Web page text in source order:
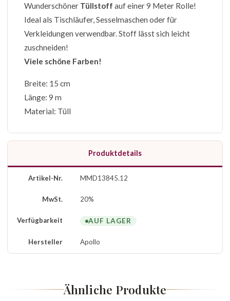
Wunderschöner Tüllstoff auf einer 9 Meter Rolle!
Ideal als Tischläufer, Sesselmaschen oder für
Verkleidungen verwendbar. Stoff lässt sich leicht
zuschneiden!
Viele schöne Farben!
Breite: 15 cm
Länge: 9 m
Material: Tüll
Produktdetails
Artikel-Nr. MMD13845.12
MwSt. 20%
Verfügbarkeit AUF LAGER
Hersteller Apollo
Ähnliche Produkte